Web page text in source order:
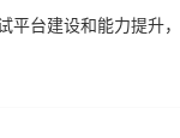
平台建设和能力提升